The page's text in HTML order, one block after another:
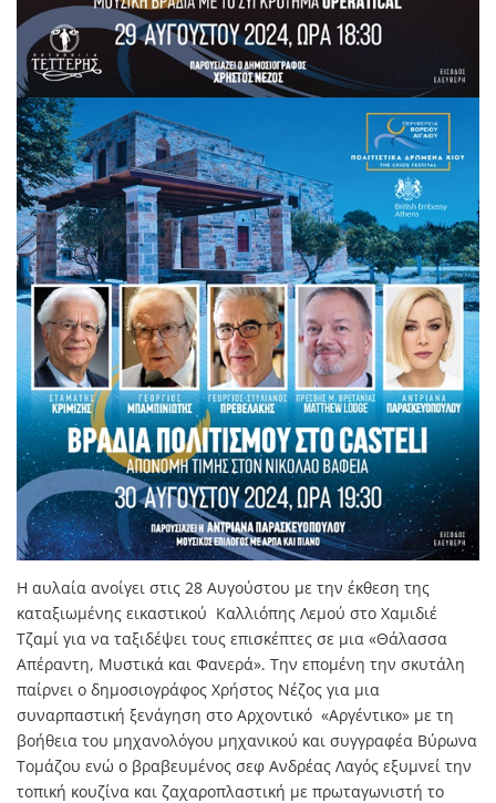
Η αυλαία ανοίγει στις 28 Αυγούστου με την έκθεση της
καταξιωμένης εικαστικού Καλλιόπης Λεμού στο Χαμιδιέ
Τζαμί για να ταξιδέψει τους επισκέπτες σε μια «Θάλασσα
Απέραντη, Μυστικά και Φανερά». Την επομένη την σκυτάλη
παίρνει ο δημοσιογράφος Χρήστος Νέζος για μια
συναρπαστική ξενάγηση στο Αρχοντικό «Αργέντικο» με τη
βοήθεια του μηχανολόγου μηχανικού και συγγραφέα Βύρωνα
Τομάζου ενώ ο βραβευμένος σεφ Ανδρέας Λαγός εξυμνεί την
τοπική κουζίνα και ζαχαροπλαστική με πρωταγωνιστή το